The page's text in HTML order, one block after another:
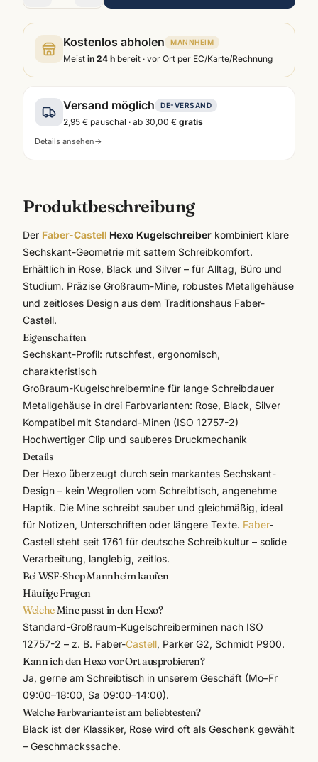
Kostenlos abholen MANNHEIM
Meist in 24 h bereit · vor Ort per EC/Karte/Rechnung
Versand möglich DE-VERSAND
2,95 € pauschal · ab 30,00 € gratis
Details ansehen→
Produktbeschreibung
Der Faber-Castell Hexo Kugelschreiber kombiniert klare
Sechskant-Geometrie mit sattem Schreibkomfort.
Erhältlich in Rose, Black und Silver – für Alltag, Büro und
Studium. Präzise Großraum-Mine, robustes Metallgehäuse
und zeitloses Design aus dem Traditionshaus Faber-
Castell.
Eigenschaften
Sechskant-Profil: rutschfest, ergonomisch,
charakteristisch
Großraum-Kugelschreibermine für lange Schreibdauer
Metallgehäuse in drei Farbvarianten: Rose, Black, Silver
Kompatibel mit Standard-Minen (ISO 12757-2)
Hochwertiger Clip und sauberes Druckmechanik
Details
Der Hexo überzeugt durch sein markantes Sechskant-
Design – kein Wegrollen vom Schreibtisch, angenehme
Haptik. Die Mine schreibt sauber und gleichmäßig, ideal
für Notizen, Unterschriften oder längere Texte. Faber-
Castell steht seit 1761 für deutsche Schreibkultur – solide
Verarbeitung, langlebig, zeitlos.
Bei WSF-Shop Mannheim kaufen
Häufige Fragen
WelcheMine passt in den Hexo?
Standard-Großraum-Kugelschreiberminen nach ISO
12757-2 – z. B. Faber-Castell, Parker G2, Schmidt P900.
Kann ich den Hexo vor Ort ausprobieren?
Ja, gerne am Schreibtisch in unserem Geschäft (Mo–Fr
09:00–18:00, Sa 09:00–14:00).
Welche Farbvariante ist am beliebtesten?
Black ist der Klassiker, Rose wird oft als Geschenk gewählt
– Geschmackssache.